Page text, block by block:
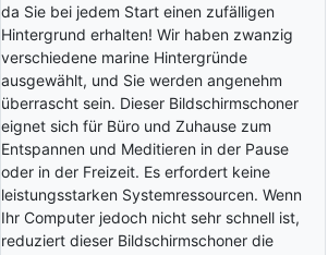
da Sie bei jedem Start einen zufälligen
Hintergrund erhalten! Wir haben zwanzig
verschiedene marine Hintergründe
ausgewählt, und Sie werden angenehm
überrascht sein. Dieser Bildschirmschoner
eignet sich für Büro und Zuhause zum
Entspannen und Meditieren in der Pause
oder in der Freizeit. Es erfordert keine
leistungsstarken Systemressourcen. Wenn
Ihr Computer jedoch nicht sehr schnell ist,
reduziert dieser Bildschirmschoner die